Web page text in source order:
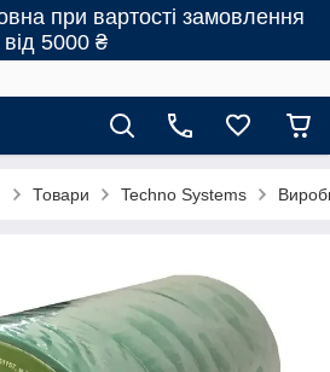
при вартості замовлення
від 5000 ₴
Товари Techno Systems